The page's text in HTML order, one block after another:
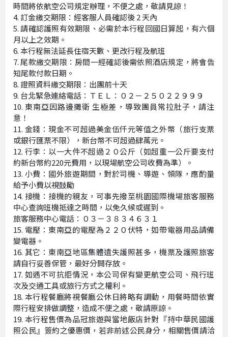
時間將依航空公司規定辦理，不便之處，敬請見諒！
訂金繳交期限：經客服人員確認後 2 天內
請確認護照有效期限、必需於本行程回國日算起，有六個
月以上之效期。
本行程無法延長住宿天數、更改行程及航班
尾款繳交期限：房間一經確認後需依照酒店規定，將會告
知尾款付款日期。
證照資料繳交期限：出團前十天
台北緊急連絡電話：ＴＥＬ：０２－２５０２２９９９
東南亞因路邊攤衛 生極差，導致團員常拉肚子，請注
意！
金錢：現金不可超過美金伍仟元等值之外幣（旅行支票
或銀行匯票不限），新台幣不可超過肆萬元。
行李：以一大件不超過２０公斤（如超重一公斤要支付
約新台幣約220元費用，以現場航空公司收費為準）。
小費：國外旅遊期間，對於司機、導遊、領隊，應酌量
給予小費以視鼓勵
接機：接機的親友，可事先撥至桃園國際機場旅客服務
中心查詢班機抵達之時間，以免久候或遲到。
旅客服務中心電話：０３－３８３４６３１
電壓：東南亞的電壓為２２０伏特，如帶電器用品請備
變電器。
其它：東南亞地區集體遺失護照甚多，機票及護照旅客
請自行妥善保管，最好分開存放。
如遇不可抗拒情況，本公司保有變更航空公司、飛行班
次及交通工具或旅行方式之權利。
本行程餐廳將視餐廳公休日將略有調動，用餐時間依實
際行程安排做調整，造成不便之處，敬請原諒。
本行程售價為品冠旅遊與當地飯店針對『持中華民國護
照公民』簽約之優惠價，若非前述公民身分，相關售價請洽